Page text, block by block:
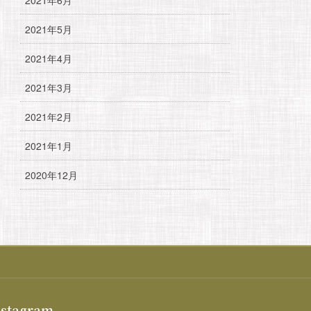
2021年5月
2021年4月
2021年3月
2021年2月
2021年1月
2020年12月